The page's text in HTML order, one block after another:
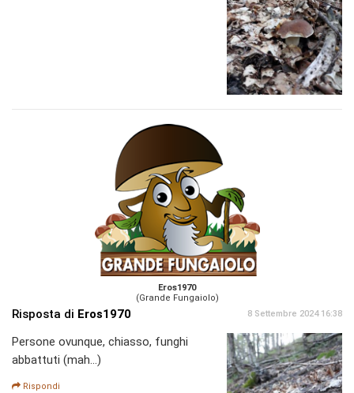
Eros1970
(Grande Fungaiolo)
Risposta di Eros1970 8 Settembre 2024 16:38
Persone ovunque, chiasso, funghi
abbattuti (mah...)
Rispondi